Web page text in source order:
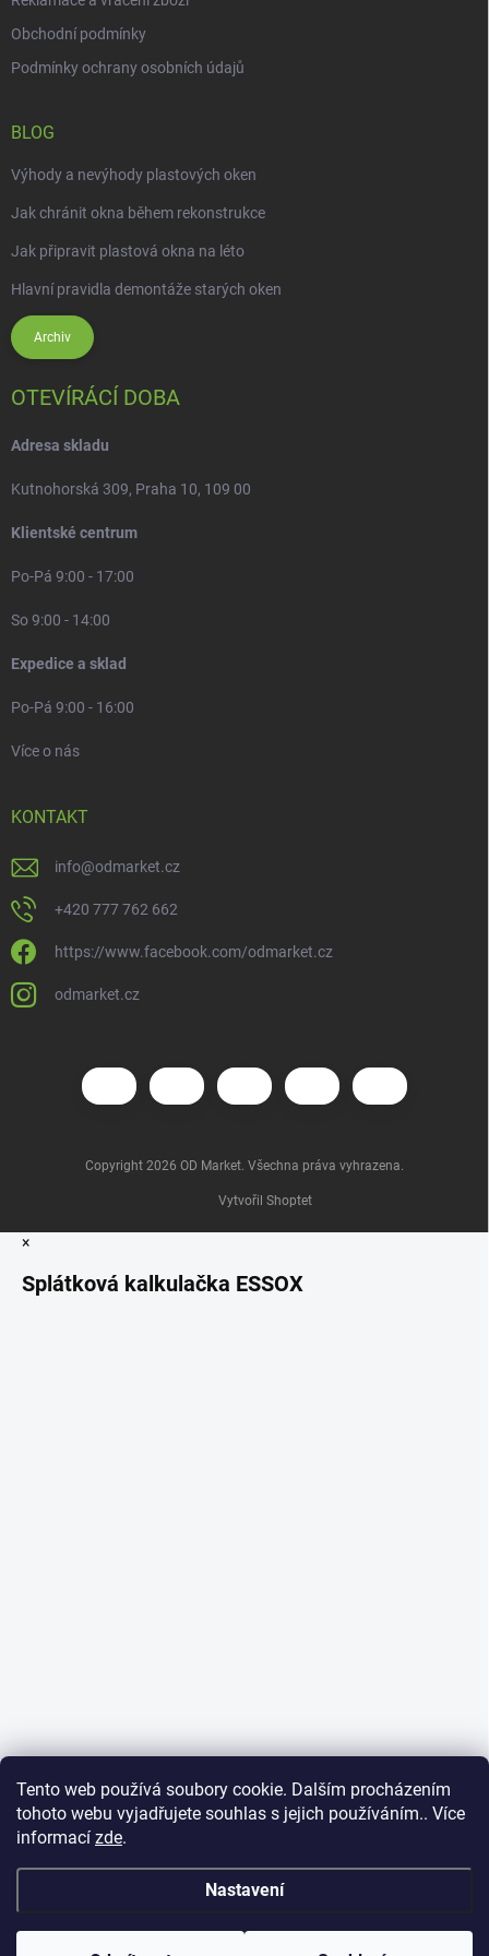
Tento web používá soubory cookie. Dalším procházením
tohoto webu vyjadřujete souhlas s jejich používáním.. Více
informací zde.
Nastavení
Obchodní podmínky
Podmínky ochrany osobních údajů
BLOG
Výhody a nevýhody plastových oken
Jak chránit okna během rekonstrukce
Jak připravit plastová okna na léto
Hlavní pravidla demontáže starých oken
Archiv
OTEVÍRÁCÍ DOBA
Adresa skladu
Kutnohorská 309, Praha 10, 109 00
Klientské centrum
Po-Pá 9:00 - 17:00
So 9:00 - 14:00
Expedice a sklad
Po-Pá 9:00 - 16:00
Více o nás
KONTAKT
info@odmarket.cz
+420 777 762 662
https://www.facebook.com/odmarket.cz
odmarket.cz
Vytvořil Shoptet
Copyright 2026 OD Market. Všechna práva vyhrazena.
×
Splátková kalkulačka ESSOX